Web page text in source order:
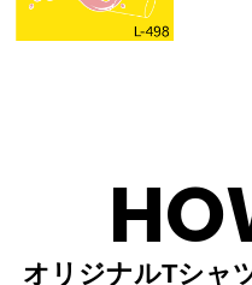
オリジナルTシャ